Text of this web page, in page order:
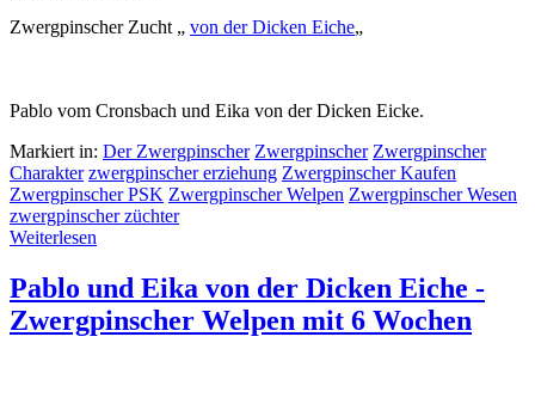
Zwergpinscher Zucht „ von der Dicken Eiche„
Pablo vom Cronsbach und Eika von der Dicken Eicke.
Markiert in: Der Zwergpinscher Zwergpinscher Zwergpinscher
Charakter zwergpinscher erziehung Zwergpinscher Kaufen
Zwergpinscher PSK Zwergpinscher Welpen Zwergpinscher Wesen
zwergpinscher züchter
Weiterlesen
Pablo und Eika von der Dicken Eiche -
Zwergpinscher Welpen mit 6 Wochen